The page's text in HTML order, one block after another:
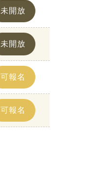
未開放
未開放
可報名
可報名